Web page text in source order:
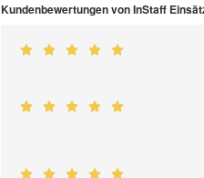
Kundenbewertungen von InStaff